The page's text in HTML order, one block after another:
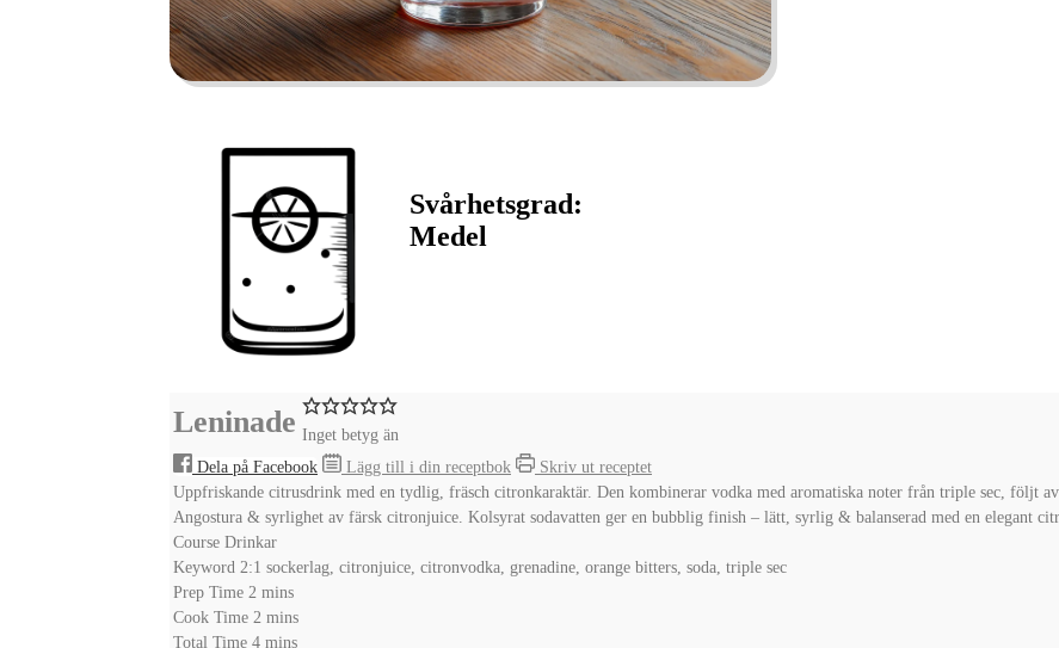
Svårhetsgrad:
Medel
Leninade Inget betyg än
Dela på Facebook
Lägg till i din receptbok
Skriv ut receptet
Uppfriskande citrusdrink med en tydlig, fräsch citronkaraktär. Den kombinerar vodka med aromatiska noter från triple sec, följt
Angostura & syrlighet av färsk citronjuice. Kolsyrat sodavatten ger en bubblig finish – lätt, syrlig & balanserad med en elegant
Course Drinkar
Keyword 2:1 sockerlag, citronjuice, citronvodka, grenadine, orange bitters, soda, triple sec
Prep Time 2 minutes
mins
Cook Time 2 minutes
mins
Total Time 4minutes
mins